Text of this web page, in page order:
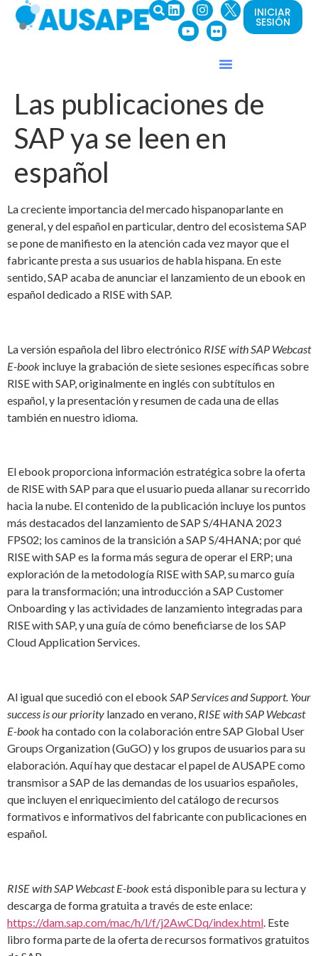
INICIAR
SESIÓN
Las publicaciones de
SAP ya se leen en
español
La creciente importancia del mercado hispanoparlante en
general, y del español en particular, dentro del ecosistema SAP
se pone de manifiesto en la atención cada vez mayor que el
fabricante presta a sus usuarios de habla hispana. En este
sentido, SAP acaba de anunciar el lanzamiento de un ebook en
español dedicado a RISE with SAP.
La versión española del libro electrónico RISE with SAP Webcast
E-book incluye la grabación de siete sesiones específicas sobre
RISE with SAP, originalmente en inglés con subtítulos en
español, y la presentación y resumen de cada una de ellas
también en nuestro idioma.
El ebook proporciona información estratégica sobre la oferta
de RISE with SAP para que el usuario pueda allanar su recorrido
hacia la nube. El contenido de la publicación incluye los puntos
más destacados del lanzamiento de SAP S/4HANA 2023
FPS02; los caminos de la transición a SAP S/4HANA; por qué
RISE with SAP es la forma más segura de operar el ERP; una
exploración de la metodología RISE with SAP, su marco guía
para la transformación; una introducción a SAP Customer
Onboarding y las actividades de lanzamiento integradas para
RISE with SAP, y una guía de cómo beneficiarse de los SAP
Cloud Application Services.
Al igual que sucedió con el ebook SAP Services and Support. Your
success is our priority lanzado en verano, RISE with SAP Webcast
E-bookha contado con la colaboración entre SAP Global User
Groups Organization (GuGO) y los grupos de usuarios para su
elaboración. Aquí hay que destacar el papel de AUSAPE como
transmisor a SAP de las demandas de los usuarios españoles,
que incluyen el enriquecimiento del catálogo de recursos
formativos e informativos del fabricante con publicaciones en
español.
RISE with SAP Webcast E-bookestá disponible para su lectura y
descarga de forma gratuita a través de este enlace:
https://dam.sap.com/mac/h/l/f/j2AwCDq/index.html. Este
libro forma parte de la oferta de recursos formativos gratuitos